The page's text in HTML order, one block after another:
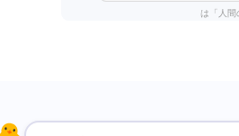
HTTPie は